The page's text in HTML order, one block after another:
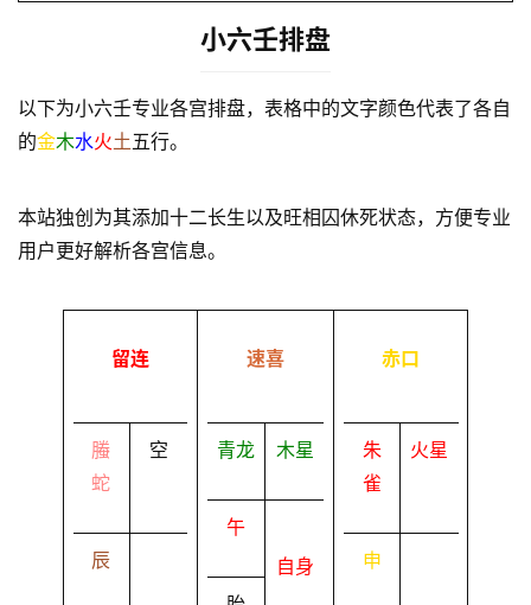
小六壬排盘
以下为小六壬专业各宫排盘，表格中的文字颜色代表了各自
的金木水火土五行。
本站独创为其添加十二长生以及旺相囚休死状态，方便专业
用户更好解析各宫信息。
留连
螣
蛇
空
辰
速喜
青龙 木星
午
自身
赤口
朱
雀
火星
申